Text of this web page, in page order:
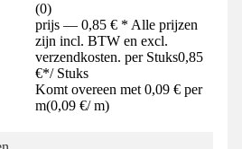
(0)
prijs — 0,85 € * Alle prijzen
zijn incl. BTW en excl.
verzendkosten. per Stuks0,85
€*/ Stuks
Komt overeen met 0,09 € per
m(0,09 €/ m)